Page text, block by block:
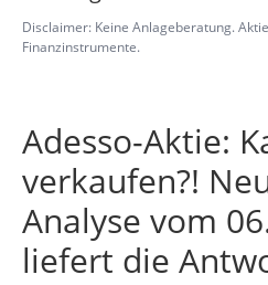
Disclaimer: Keine Anlageberatung.
Finanzinstrumente.
Adesso-Aktie:
verkaufen?!
Analyse vom
liefert die